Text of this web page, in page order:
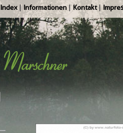
Index Informationen Kontakt